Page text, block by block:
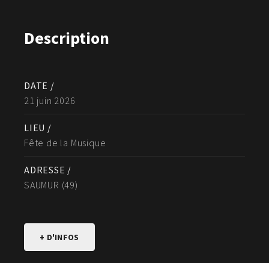
Description
DATE /
21 juin 2026
LIEU /
Fête de la Musique
ADRESSE /
SAUMUR (49)
+ D'INFOS